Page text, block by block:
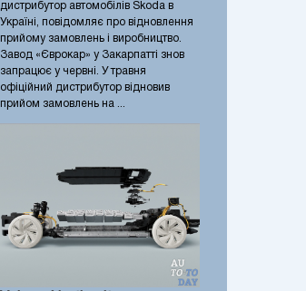
дистрибутор автомобілів Skoda в
Україні, повідомляє про відновлення
прийому замовлень і виробництво.
Завод «Єврокар» у Закарпатті знов
запрацює у червні. У травня
офіційний дистрибутор відновив
прийом замовлень на ...